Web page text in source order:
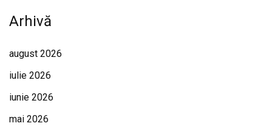
Arhivă
august 2026
iulie 2026
iunie 2026
mai 2026